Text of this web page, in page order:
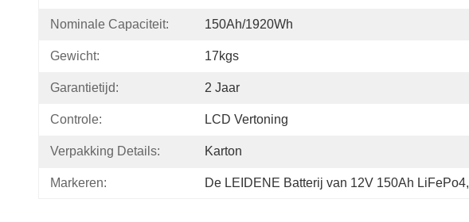
Nominale Capaciteit: 150Ah/1920Wh
Gewicht: 17kgs
Garantietijd: 2 Jaar
Controle: LCD Vertoning
Verpakking Details: Karton
Markeren: De LEIDENE Batterij van 12V 150Ah LiFePo4,